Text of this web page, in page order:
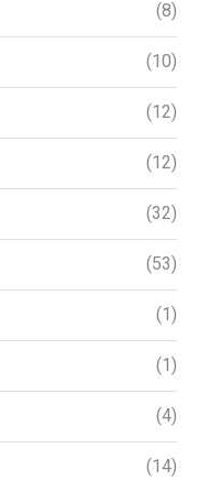
(8)
(10)
(12)
(12)
(32)
(53)
(1)
(1)
(4)
(14)